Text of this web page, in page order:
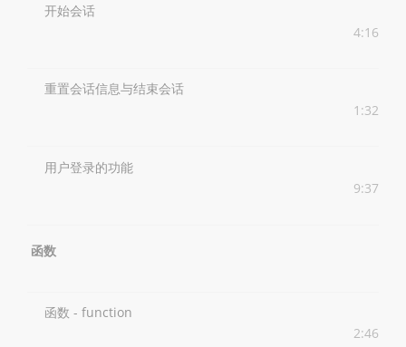
开始会话
4:16
重置会话信息与结束会话
1:32
用户登录的功能
9:37
函数
函数 - function
2:46